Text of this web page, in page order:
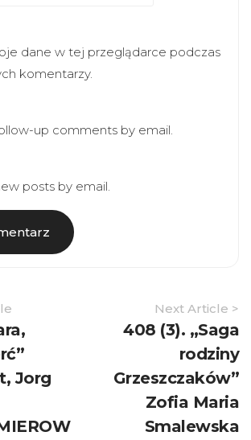
dane w tej przeglądarce podczas
komentarzy.
up comments by email.
posts by email.
Jorg
Next Article >
408 (3). „Saga
rodziny
Grzeszczaków”
Zofia Maria
Smalewska